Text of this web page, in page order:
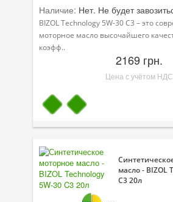
Наличие: Нет. Не будет
BIZOL Technology 5W-30 C3 – это
моторное масло высочайшего
коэфф..
2169 грн.
Цена с учётом НДС
масло - BIZOL
C3 20л